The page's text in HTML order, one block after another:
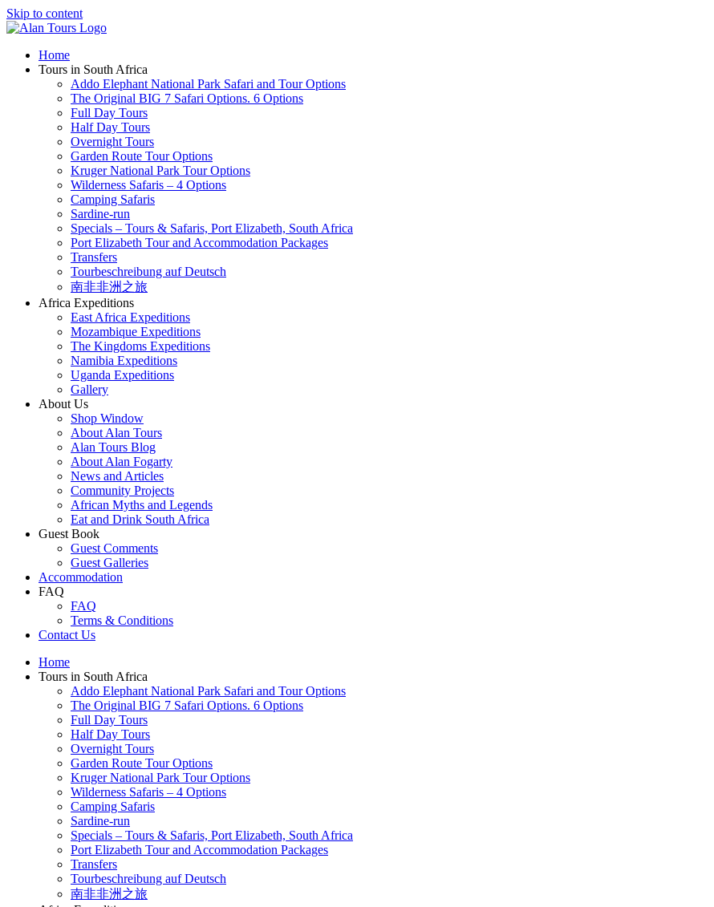
Skip to content
Home
Tours in South Africa
Addo Elephant National Park Safari and Tour Options
The Original BIG 7 Safari Options. 6 Options
Full Day Tours
Half Day Tours
Overnight Tours
Garden Route Tour Options
Kruger National Park Tour Options
Wilderness Safaris – 4 Options
Camping Safaris
Sardine-run
Specials – Tours & Safaris, Port Elizabeth, South Africa
Port Elizabeth Tour and Accommodation Packages
Transfers
Tourbeschreibung auf Deutsch
南非非洲之旅
Africa Expeditions
East Africa Expeditions
Mozambique Expeditions
The Kingdoms Expeditions
Namibia Expeditions
Uganda Expeditions
Gallery
About Us
Shop Window
About Alan Tours
Alan Tours Blog
About Alan Fogarty
News and Articles
Community Projects
African Myths and Legends
Eat and Drink South Africa
Guest Book
Guest Comments
Guest Galleries
Accommodation
FAQ
FAQ
Terms & Conditions
Contact Us
Home
Tours in South Africa
Addo Elephant National Park Safari and Tour Options
The Original BIG 7 Safari Options. 6 Options
Full Day Tours
Half Day Tours
Overnight Tours
Garden Route Tour Options
Kruger National Park Tour Options
Wilderness Safaris – 4 Options
Camping Safaris
Sardine-run
Specials – Tours & Safaris, Port Elizabeth, South Africa
Port Elizabeth Tour and Accommodation Packages
Transfers
Tourbeschreibung auf Deutsch
南非非洲之旅